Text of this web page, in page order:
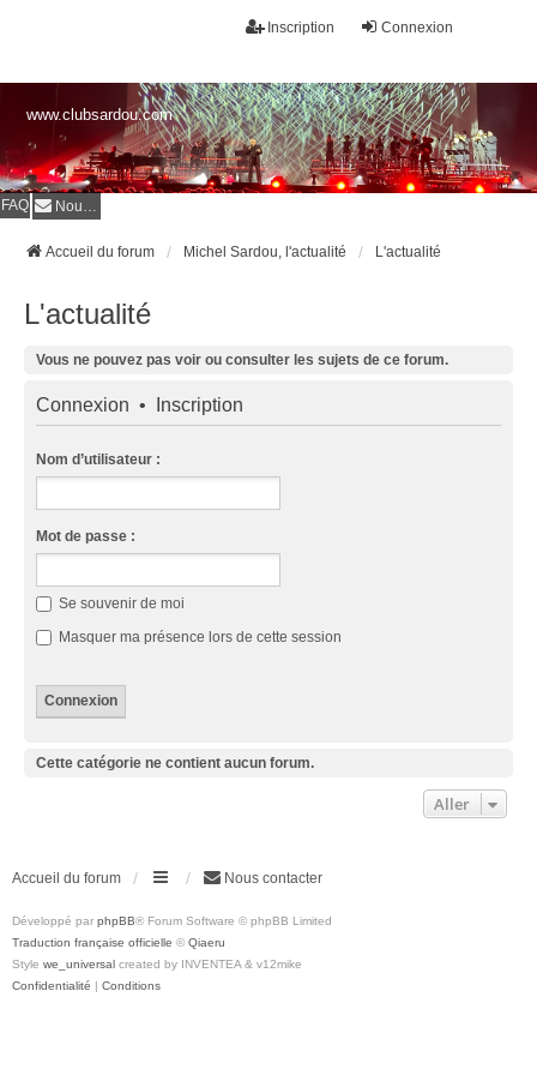
Connexion
Inscription
www.clubsardou.com
FAQ Nous contacter
Accueil du forum Michel Sardou, l'actualité L'actualité
L'actualité
Vous ne pouvez pas voir ou consulter les sujets de ce forum.
Connexion • Inscription
Nom d’utilisateur :
Mot de passe :
Se souvenir de moi
Masquer ma présence lors de cette session
Cette catégorie ne contient aucun forum.
Aller
Accueil du forum Nous contacter
Développé par phpBB® Forum Software © phpBB Limited
Traduction française officielle © Qiaeru
Style we_universal created by INVENTEA & v12mike
Confidentialité | Conditions